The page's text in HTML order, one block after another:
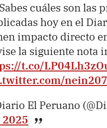
cuáles son las
hoy en el
impacto directo
la siguiente nota
t.co/
El Peruano
2025